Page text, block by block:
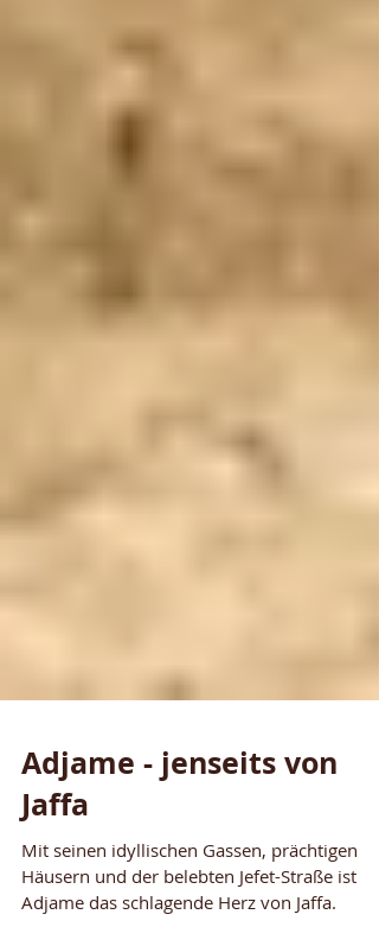
Adjame - jenseits von
Jaffa
Mit seinen idyllischen Gassen, prächtigen